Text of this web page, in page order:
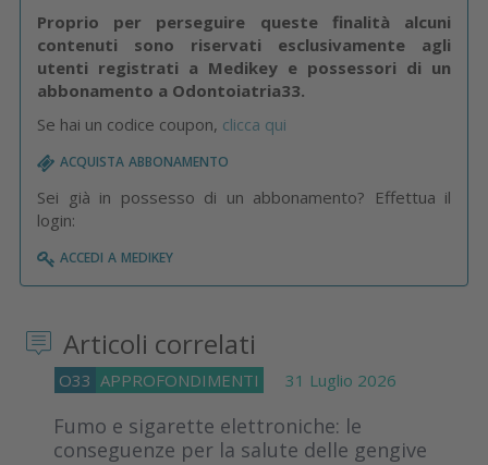
Proprio per perseguire queste finalità alcuni
contenuti sono riservati esclusivamente agli
utenti registrati a Medikey e possessori di un
abbonamento a Odontoiatria33.
Se hai un codice coupon, clicca qui
acquista abbonamento
Sei già in possesso di un abbonamento? Effettua il
login:
accedi a medikey
Articoli correlati
O33 APPROFONDIMENTI 31 Luglio 2026
Fumo e sigarette elettroniche: le
conseguenze per la salute delle gengive